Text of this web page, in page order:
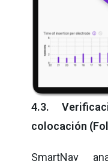
4.3.
colocación
SmartNav